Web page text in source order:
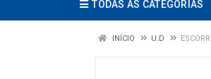
TODAS AS CATEGORIAS
INÍCIO U.D